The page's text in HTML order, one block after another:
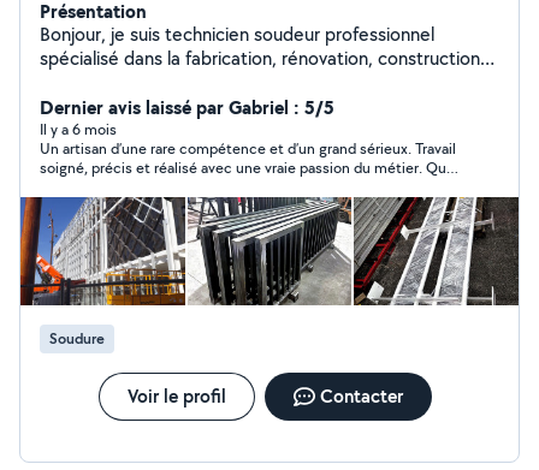
Présentation
Bonjour, je suis technicien soudeur professionnel
spécialisé dans la fabrication, rénovation, construction
bâtiment ou équipements industriels. Réparation et
changement de serrure. Bardage et charpente
métallique. Motorisation et Réparation industriels.
Dernier avis laissé par Gabriel : 5/5
Il y a 6 mois
Un artisan d’une rare compétence et d’un grand sérieux. Travail
soigné, précis et réalisé avec une vraie passion du métier. Que
ou la soudure, tout est fait dans les règles de l’art, avec des
finitions impeccables. Très professionnel, ponctuel et à
l’écoute, il sait conseiller et trouver les meilleures solutions
techniques.
Soudure
Voir le profil Contacter